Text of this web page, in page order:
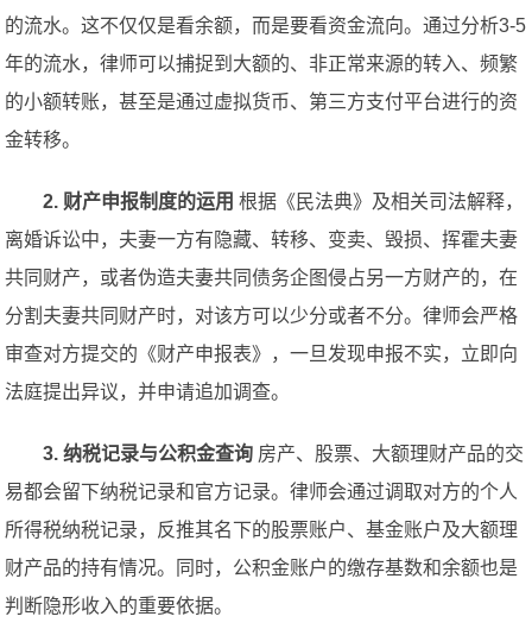
的流水。这不仅仅是看余额，而是要看资金流向。通过分析3-5
年的流水，律师可以捕捉到大额的、非正常来源的转入、频繁
的小额转账，甚至是通过虚拟货币、第三方支付平台进行的资
金转移。
2. 财产申报制度的运用 根据《民法典》及相关司法解释，
离婚诉讼中，夫妻一方有隐藏、转移、变卖、毁损、挥霍夫妻
共同财产，或者伪造夫妻共同债务企图侵占另一方财产的，在
分割夫妻共同财产时，对该方可以少分或者不分。律师会严格
审查对方提交的《财产申报表》，一旦发现申报不实，立即向
法庭提出异议，并申请追加调查。
3. 纳税记录与公积金查询 房产、股票、大额理财产品的交
易都会留下纳税记录和官方记录。律师会通过调取对方的个人
所得税纳税记录，反推其名下的股票账户、基金账户及大额理
财产品的持有情况。同时，公积金账户的缴存基数和余额也是
判断隐形收入的重要依据。